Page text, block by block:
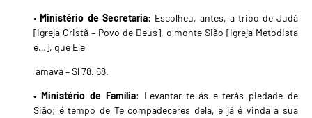
•Ministério de Secretaria: Escolheu, antes, a tribo de Judá
[Igreja Cristã – Povo de Deus], o monte Sião [Igreja Metodista
e…], que Ele
amava – Sl 78. 68.
•Ministério de Família: Levantar-te-ás e terás piedade de
Sião; é tempo de Te compadeceres dela, e já é vinda a sua